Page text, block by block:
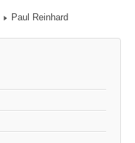
Paul Reinhard